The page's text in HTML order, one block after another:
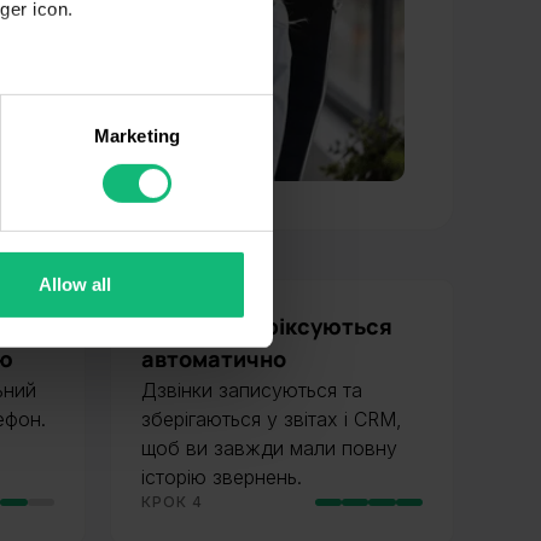
icon.
meters
who may combine it with
Marketing
Allow all
з
4. Усі події фіксуються
автоматично
Дзвінки записуються та
зберігаються у звітах і CRM,
щоб ви завжди мали повну
історію звернень.
КРОК 4